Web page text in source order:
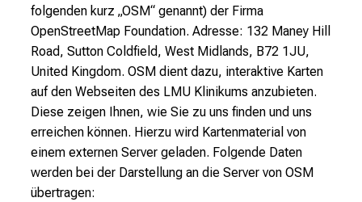
folgenden kurz „OSM“ genannt) der Firma
OpenStreetMap Foundation. Adresse: 132 Maney Hill
Road, Sutton Coldfield, West Midlands, B72 1JU,
United Kingdom. OSM dient dazu, interaktive Karten
auf den Webseiten des LMU Klinikums anzubieten.
Diese zeigen Ihnen, wie Sie zu uns finden und uns
erreichen können. Hierzu wird Kartenmaterial von
einem externen Server geladen. Folgende Daten
werden bei der Darstellung an die Server von OSM
übertragen: